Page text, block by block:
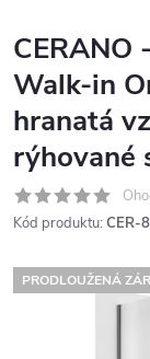
CERANO
Walk-in
hranatá
rýhované
Kód produktu: CER-
PRODLOUŽENÁ